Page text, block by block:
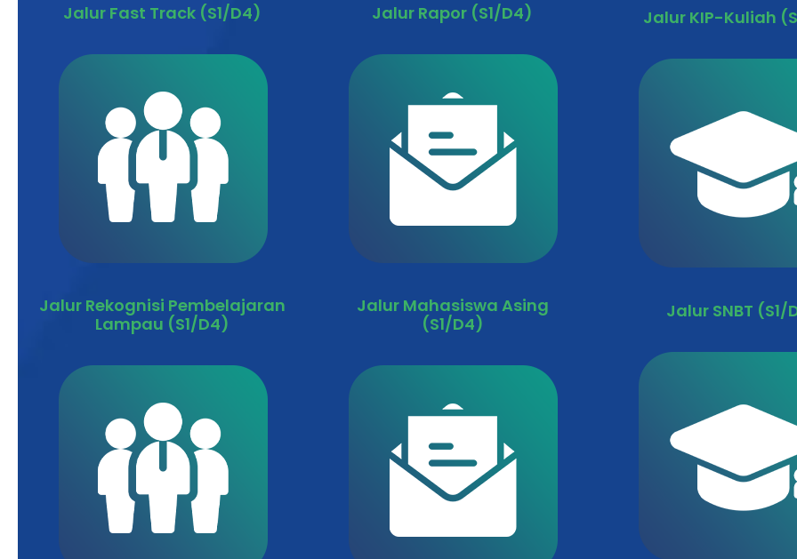
Jalur Fast Track (S1/D4)
Jalur Rekognisi Pembelajaran
Lampau (S1/D4)
Jalur Rapor (S1/D4)
Jalur Mahasiswa Asing
(S1/D4)
Jalur KIP-Kuliah
Jalur SNBT (S1/